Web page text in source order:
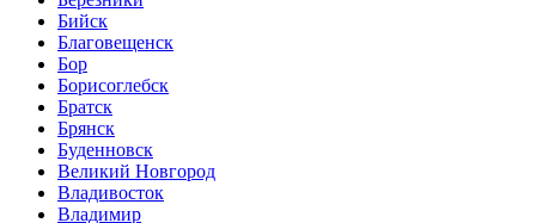
Бийск
Благовещенск
Бор
Борисоглебск
Братск
Брянск
Буденновск
Великий Новгород
Владивосток
Владимир